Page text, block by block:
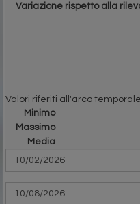
Variazione rispetto alla
Valori riferiti all'arco
Minimo
Massimo
Media